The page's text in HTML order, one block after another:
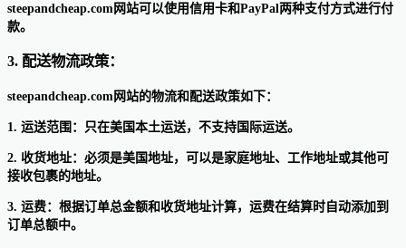
steepandcheap.com网站可以使用信用卡和PayPal两种支付方式进行付
款。
3. 配送物流政策：
steepandcheap.com网站的物流和配送政策如下：
1. 运送范围：只在美国本土运送，不支持国际运送。
2. 收货地址：必须是美国地址，可以是家庭地址、工作地址或其他可
接收包裹的地址。
3. 运费：根据订单总金额和收货地址计算，运费在结算时自动添加到
订单总额中。